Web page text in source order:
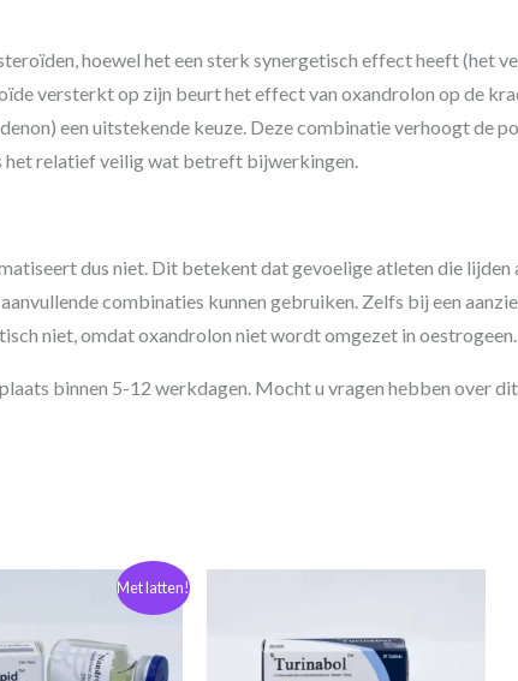
hoewel het een sterk synergetisch effect heeft (het
versterkt op zijn beurt het effect van oxandrolon op de
een uitstekende keuze. Deze combinatie verhoogt de
het relatief veilig wat betreft bijwerkingen.
dus niet. Dit betekent dat gevoelige atleten die lijden
combinaties kunnen gebruiken. Zelfs bij een
niet, omdat oxandrolon niet wordt omgezet in oestrogeen.
binnen 5-12 werkdagen. Mocht u vragen hebben over
Met latten!
is:
€75,00.